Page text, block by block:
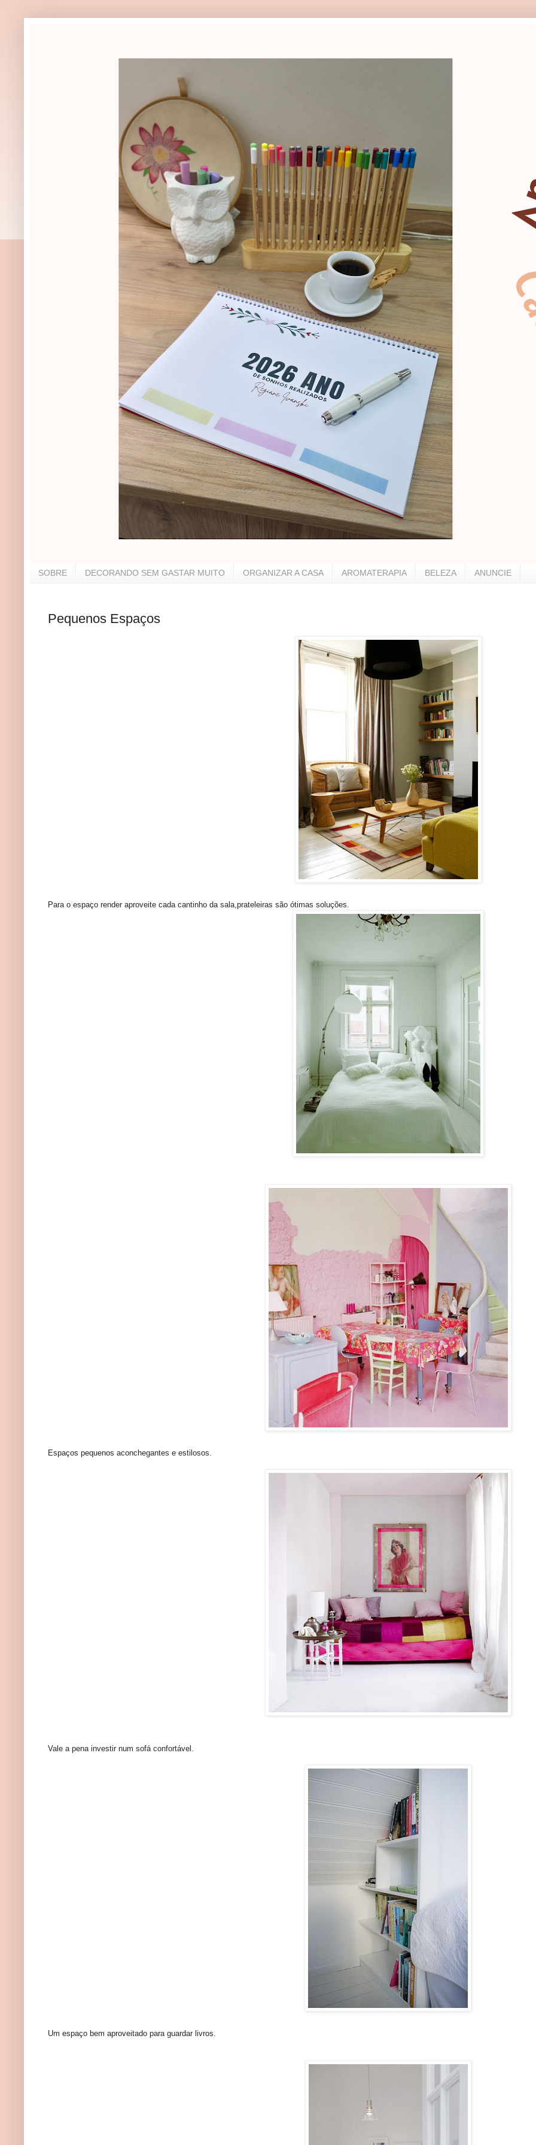
SOBRE DECORANDO SEM GASTAR MUITO ORGANIZAR A CASA AROMATERAPIA BELEZA ANUNCIE
Pequenos Espaços
Para o espaço render aproveite cada cantinho da sala,prateleiras são ótimas soluções.
Espaços pequenos aconchegantes e estilosos.
Vale a pena investir num sofá confortável.
Um espaço bem aproveitado para guardar livros.